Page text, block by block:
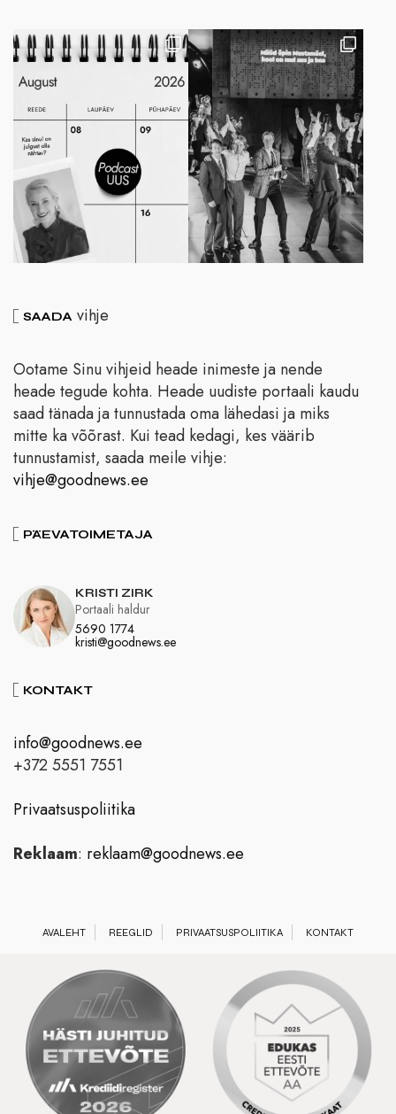
SAADA vihje
Ootame Sinu vihjeid heade inimeste ja nende
heade tegude kohta. Heade uudiste portaali kaudu
saad tänada ja tunnustada oma lähedasi ja miks
mitte ka võõrast. Kui tead kedagi, kes väärib
tunnustamist, saada meile vihje:
vihje@goodnews.ee
PÄEVATOIMETAJA
KRISTI ZIRK
5690 1774
kristi@goodnews.ee
Portaali haldur
KONTAKT
info@goodnews.ee
+372 5551 7551
Privaatsuspoliitika
Reklaam: reklaam@goodnews.ee
AVALEHT REEGLID PRIVAATSUSPOLIITIKA KONTAKT